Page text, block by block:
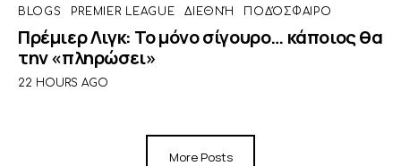
BLOGS PREMIER LEAGUE ΔΙΕΘΝΉ ΠΟΔΌΣΦΑΙΡΟ
Πρέμιερ Λιγκ: Το μόνο σίγουρο… κάποιος θα
την «πληρώσει»
22 HOURS AGO
More Posts